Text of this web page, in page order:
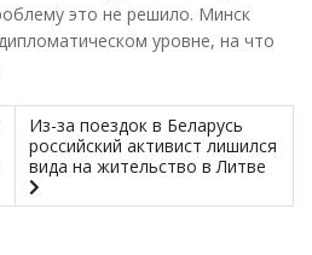
это не решило. Минск
уровне, на что
Из-за поездок в Беларусь
российский активист лишился
вида на жительство в Литве